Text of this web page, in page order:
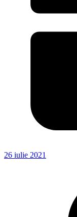
26 iulie 2021